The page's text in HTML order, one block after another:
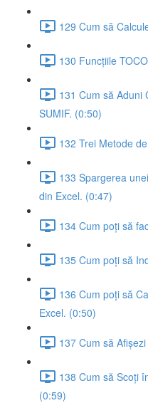
129 Cum să
130 Funcțiile
131 Cum să Aduni
SUMIF. (0:50)
132 Trei Metode
133 Spargerea
din Excel. (0:47)
134 Cum poți să
135 Cum poți să
136 Cum poți să
Excel. (0:50)
137 Cum să
138 Cum să Scoți
(0:59)